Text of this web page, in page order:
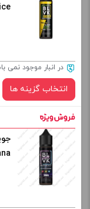
برای فعال شدن
از کادر بالا انتخاب
+
در انبار موجود نمی
انتخاب گزینه ها
برای فعال شدن